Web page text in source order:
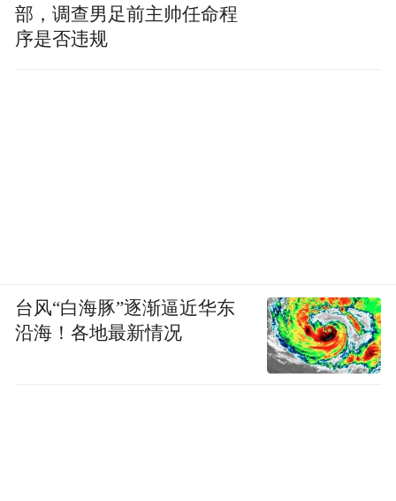
部，调查男足前主帅任命程
序是否违规
台风“白海豚”逐渐逼近华东
沿海！各地最新情况